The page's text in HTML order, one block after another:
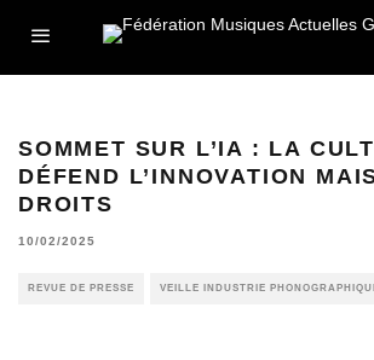
SOMMET SUR L’IA : LA
DÉFEND L’INNOVATION
DROITS
10/02/2025
REVUE DE PRESSE VEILLE INDUSTRIE